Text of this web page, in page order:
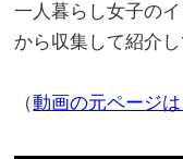
一人暮らし女子の
から収集して紹介し
（動画の元ページ